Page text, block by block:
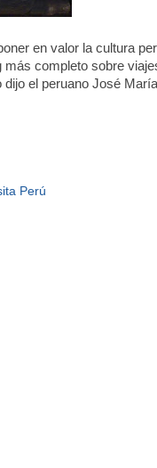
en valor la cultura
más completo sobre
el peruano José María
Perú